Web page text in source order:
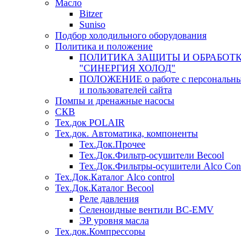
Масло
Bitzer
Suniso
Подбор холодильного оборудования
Политика и положение
ПОЛИТИКА ЗАЩИТЫ И
"СИНЕРГИЯ ХОЛОД"
ПОЛОЖЕНИЕ о работе с
и пользователей сайта
Помпы и дренажные насосы
СКВ
Тех.док POLAIR
Тех.док. Автоматика, компоненты
Тех.Док.Прочее
Тех.Док.Фильтр-осушители Becool
Тех.Док.Фильтры-осушители Alco
Тех.Док.Каталог Alco control
Тех.Док.Каталог Becool
Реле давления
Селеноидные вентили BC-EMV
ЭР уровня масла
Тех.док.Компрессоры